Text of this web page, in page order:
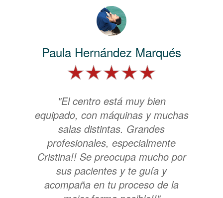
Paula Hernández Marqués
"El centro está muy bien
equipado, con máquinas y muchas
salas distintas. Grandes
profesionales, especialmente
Cristina!! Se preocupa mucho por
sus pacientes y te guía y
acompaña en tu proceso de la